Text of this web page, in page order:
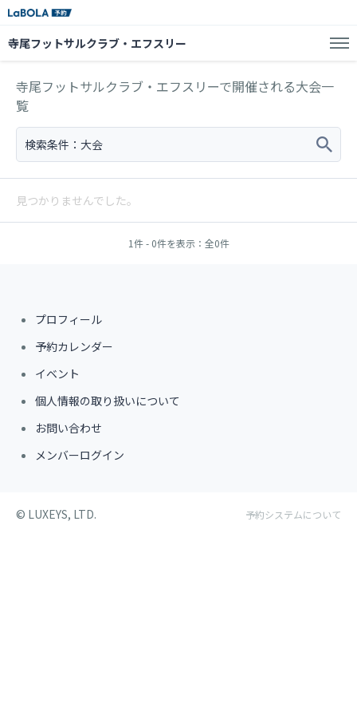
寺尾フットサルクラブ・エフスリー
寺尾フットサルクラブ・エフスリーで開催される大会一
覧
検索条件： 大会
見つかりませんでした。
1件 - 0件を表示：全0件
プロフィール
予約カレンダー
イベント
個人情報の取り扱いについて
お問い合わせ
メンバーログイン
©︎ LUXEYS, LTD. 予約システムについて